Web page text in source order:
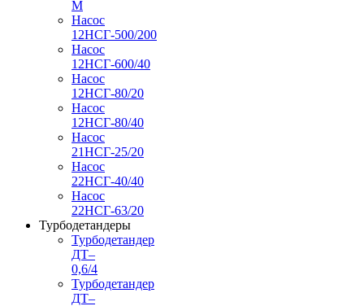
М
Насос
12НСГ-500/200
Насос
12НСГ-600/40
Насос
12НСГ-80/20
Насос
12НСГ-80/40
Насос
21НСГ-25/20
Насос
22НСГ-40/40
Насос
22НСГ-63/20
Турбодетандеры
Турбодетандер
ДТ–
0,6/4
Турбодетандер
ДТ–